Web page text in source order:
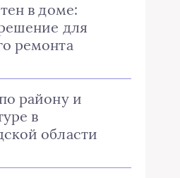
в доме:
для
ремонта
району и
в
области